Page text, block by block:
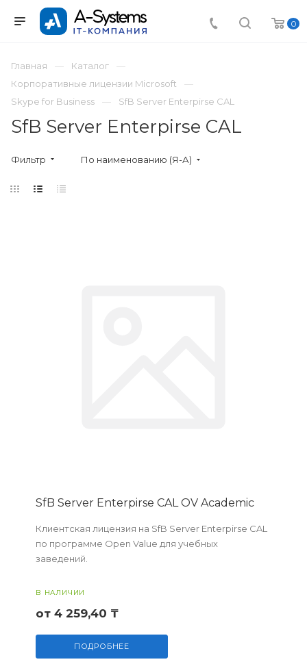
0
Главная
Каталог
Корпоративные лицензии Microsoft
Skype for Business
SfB Server Enterpirse CAL
SfB Server Enterpirse CAL
Фильтр По наименованию (Я-А)
SfB Server Enterpirse CAL OV Academic
Клиентская лицензия на SfB Server Enterpirse CAL
по программе Open Value для учебных
заведений.
В НАЛИЧИИ
от 4 259,40 ₸
ПОДРОБНЕЕ